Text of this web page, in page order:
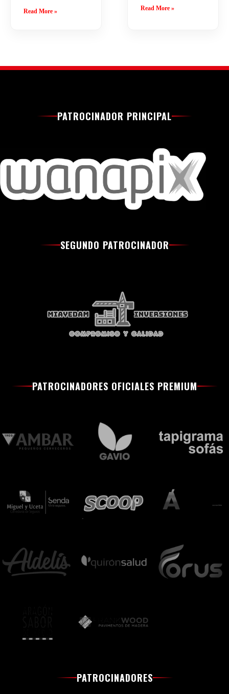
Read More » Read More »
PATROCINADOR PRINCIPAL
SEGUNDO PATROCINADOR
PATROCINADORES OFICIALES PREMIUM
PATROCINADORES